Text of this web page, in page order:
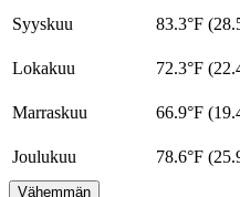
Syyskuu 83.3°F
Lokakuu 72.3°F
Marraskuu 66.9°F
Joulukuu
78.6°F
Vähemmän